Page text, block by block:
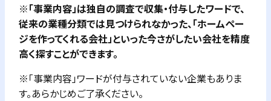
※「事業内容」は独自の調査で収集・付与したワードで、
従来の業種分類では見つけられなかった、「ホームペー
ジを作ってくれる会社」といった今さがしたい会社を精度
高く探すことができます。
※「事業内容」ワードが付与されていない企業もありま
す。あらかじめご了承ください。